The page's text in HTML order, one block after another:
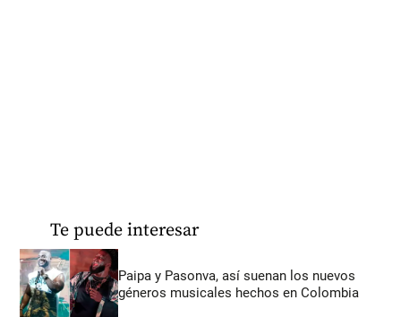
Te puede interesar
Paipa y Pasonva, así suenan los nuevos
géneros musicales hechos en Colombia